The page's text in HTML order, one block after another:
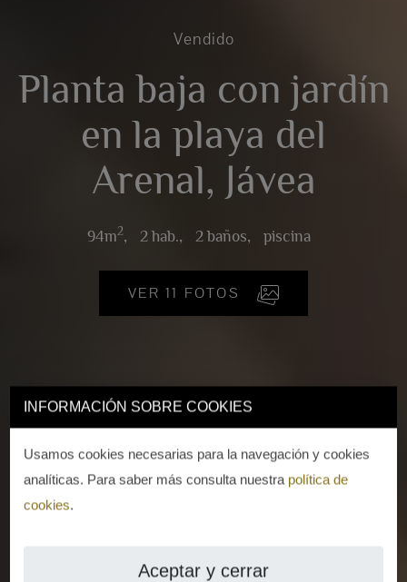
INFORMACIÓN SOBRE COOKIES
Usamos cookies necesarias para la navegación y cookies
analíticas. Para saber más consulta nuestra política de
cookies.
Aceptar y cerrar
Vendido
Planta baja con jardín
en la playa del
Arenal, Jávea
94m2, 2 hab., 2 baños, piscina
VER 11 FOTOS